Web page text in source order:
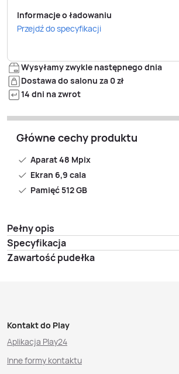
Informacje o ładowaniu
Przejdź do specyfikacji
Wysyłamy zwykle następnego dnia
Dostawa do salonu za 0 zł
14 dni na zwrot
Główne cechy produktu
Aparat 48 Mpix
Ekran 6,9 cala
Pamięć 512 GB
Pełny opis
Specyfikacja
Zawartość pudełka
Kontakt do Play
Aplikacja Play24
Inne formy kontaktu